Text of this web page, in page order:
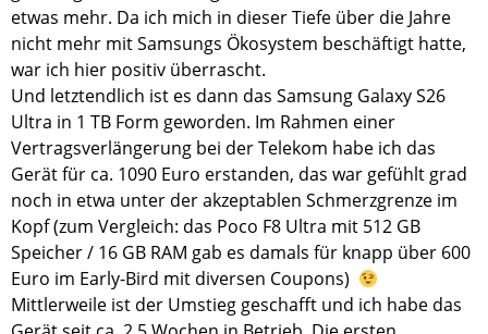
etwas mehr. Da ich mich in dieser Tiefe über die Jahre
nicht mehr mit Samsungs Ökosystem beschäftigt hatte,
war ich hier positiv überrascht.
Und letztendlich ist es dann das Samsung Galaxy S26
Ultra in 1 TB Form geworden. Im Rahmen einer
Vertragsverlängerung bei der Telekom habe ich das
Gerät für ca. 1090 Euro erstanden, das war gefühlt grad
noch in etwa unter der akzeptablen Schmerzgrenze im
Kopf (zum Vergleich: das Poco F8 Ultra mit 512 GB
Speicher / 16 GB RAM gab es damals für knapp über 600
Euro im Early-Bird mit diversen Coupons)
Mittlerweile ist der Umstieg geschafft und ich habe das